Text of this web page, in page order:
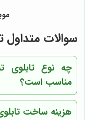
سوالات متداول
چه نوع تابلوی
مناسب است؟
هزینه ساخت